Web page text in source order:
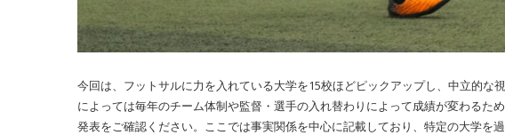
今回は、フットサルに力を入れている大学を15校ほどピックアップし、中立的な
によっては毎年のチーム体制や監督・選手の入れ替わりによって成績が変わるた
発表をご確認ください。ここでは事実関係を中心に記載しており、特定の大学を